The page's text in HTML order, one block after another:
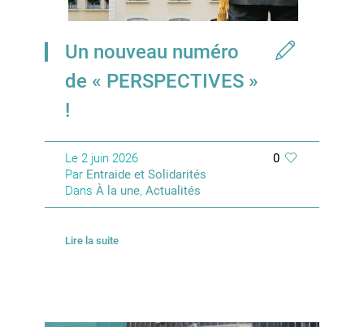
Un nouveau numéro
de « PERSPECTIVES »
!
0
Le 2 juin 2026
Par Entraide et Solidarités
Dans À la une, Actualités
Lire la suite